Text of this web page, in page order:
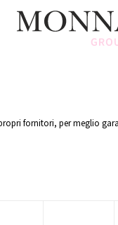
fornitori, per meglio